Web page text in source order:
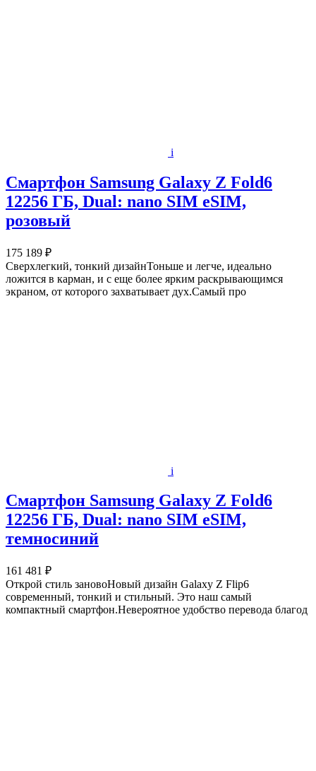
i
Смартфон Samsung Galaxy Z Fold6
12256 ГБ, Dual: nano SIM eSIM,
розовый
175 189 ₽
Сверхлегкий, тонкий дизайнТоньше и легче, идеально
ложится в карман, и с еще более ярким раскрывающимся
экраном, от которого захватывает дух.Самый про
i
Смартфон Samsung Galaxy Z Fold6
12256 ГБ, Dual: nano SIM eSIM,
темносиний
161 481 ₽
Открой стиль зановоНовый дизайн Galaxy Z Flip6
современный, тонкий и стильный. Это наш самый
компактный смартфон.Невероятное удобство перевода благод